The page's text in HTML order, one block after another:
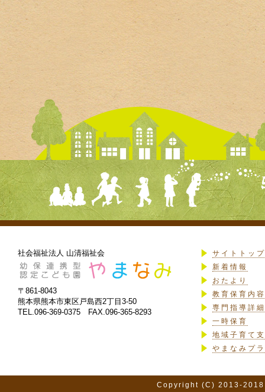
社会福祉法人 山清福祉会
〒861-8043
熊本県熊本市東区戸島西2丁目3-50
TEL.096-369-0375 FAX.096-365-8293
サイトトップ
新着情報
おたより
教育保育内
専門指導詳細
一時保育
地域子育て
やまなみプ
Copyright (C) 2013-